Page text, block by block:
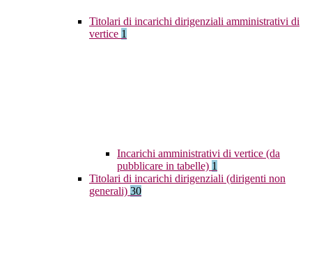
Titolari di incarichi dirigenziali amministrativi di
vertice 1
Incarichi amministrativi di vertice (da
pubblicare in tabelle) 1
Titolari di incarichi dirigenziali (dirigenti non
generali) 30